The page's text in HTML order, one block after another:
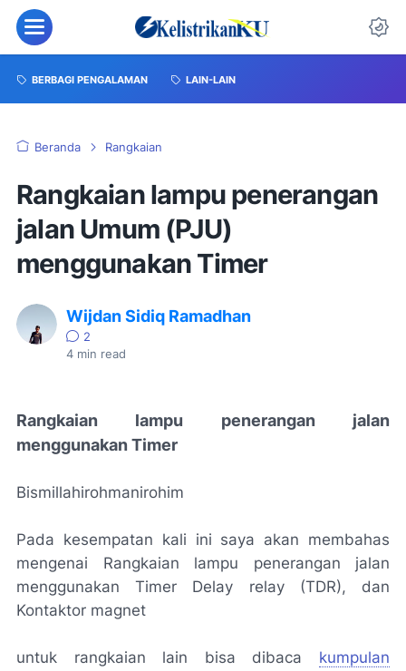
BERBAGI PENGALAMAN LAIN-LAIN
Beranda Rangkaian
Rangkaian lampu penerangan
jalan Umum (PJU)
menggunakan Timer
Wijdan Sidiq Ramadhan
2
4 min read
Rangkaian lampu penerangan jalan
menggunakan Timer
Bismillahirohmanirohim
Pada kesempatan kali ini saya akan membahas
mengenai Rangkaian lampu penerangan jalan
menggunakan Timer Delay relay (TDR), dan
Kontaktor magnet
untuk rangkaian lain bisa dibaca kumpulan